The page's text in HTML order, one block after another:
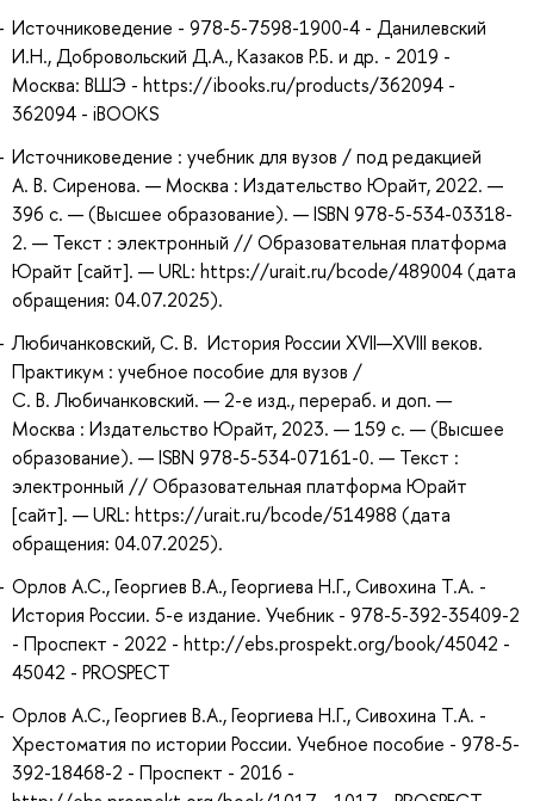
Источниковедение - 978-5-7598-1900-4 - Данилевский
И.Н., Добровольский Д.А., Казаков Р.Б. и др. - 2019 -
Москва: ВШЭ - https://ibooks.ru/products/362094 -
362094 - iBOOKS
Источниковедение : учебник для вузов / под редакцией
А. В. Сиренова. — Москва : Издательство Юрайт, 2022. —
396 с. — (Высшее образование). — ISBN 978-5-534-03318-
2. — Текст : электронный // Образовательная платформа
Юрайт [сайт]. — URL: https://urait.ru/bcode/489004 (дата
обращения: 04.07.2025).
Любичанковский, С. В. История России XVII—XVIII веков.
Практикум : учебное пособие для вузов /
С. В. Любичанковский. — 2-е изд., перераб. и доп. —
Москва : Издательство Юрайт, 2023. — 159 с. — (Высшее
образование). — ISBN 978-5-534-07161-0. — Текст :
электронный // Образовательная платформа Юрайт
[сайт]. — URL: https://urait.ru/bcode/514988 (дата
обращения: 04.07.2025).
Орлов А.С., Георгиев В.А., Георгиева Н.Г., Сивохина Т.А. -
История России. 5-е издание. Учебник - 978-5-392-35409-2
- Проспект - 2022 - http://ebs.prospekt.org/book/45042 -
45042 - PROSPECT
Орлов А.С., Георгиев В.А., Георгиева Н.Г., Сивохина Т.А. -
Хрестоматия по истории России. Учебное пособие - 978-5-
392-18468-2 - Проспект - 2016 -